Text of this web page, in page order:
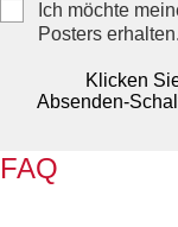
Ich möchte
Posters erhalten.
Klicken
Absenden-
FAQ